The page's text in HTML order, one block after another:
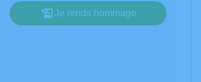
Je rends hommage